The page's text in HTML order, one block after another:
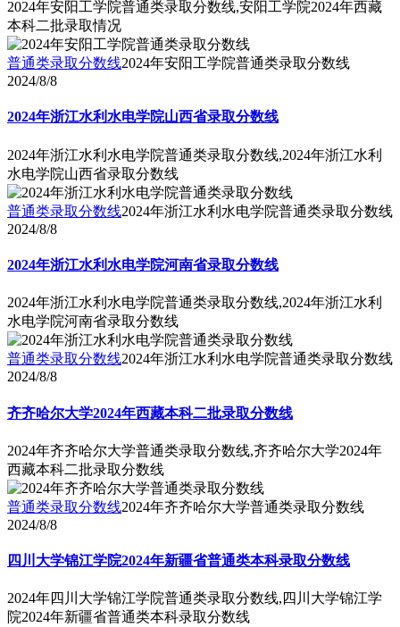
2024年安阳工学院普通类录取分数线,安阳工学院2024年西藏
本科二批录取情况
普通类录取分数线2024年安阳工学院普通类录取分数线
2024/8/8
2024年浙江水利水电学院山西省录取分数线
2024年浙江水利水电学院普通类录取分数线,2024年浙江水利
水电学院山西省录取分数线
普通类录取分数线2024年浙江水利水电学院普通类录取分数线
2024/8/8
2024年浙江水利水电学院河南省录取分数线
2024年浙江水利水电学院普通类录取分数线,2024年浙江水利
水电学院河南省录取分数线
普通类录取分数线2024年浙江水利水电学院普通类录取分数线
2024/8/8
齐齐哈尔大学2024年西藏本科二批录取分数线
2024年齐齐哈尔大学普通类录取分数线,齐齐哈尔大学2024年
西藏本科二批录取分数线
普通类录取分数线2024年齐齐哈尔大学普通类录取分数线
2024/8/8
四川大学锦江学院2024年新疆省普通类本科录取分数线
2024年四川大学锦江学院普通类录取分数线,四川大学锦江学
院2024年新疆省普通类本科录取分数线